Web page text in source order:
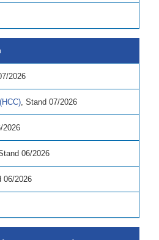
2026
, Stand 07/2026
2026
06/2026
06/2026